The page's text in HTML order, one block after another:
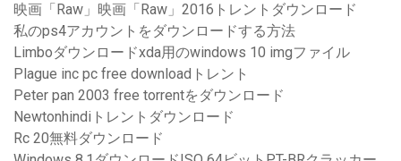
映画「Raw」映画「Raw」2016トレントダウンロード
私のps4アカウントをダウンロードする方法
Limboダウンロードxda用のwindows 10 imgファイル
Plague inc pc free downloadトレント
Peter pan 2003 free torrentをダウンロード
Newtonhindiトレントダウンロード
Rc 20無料ダウンロード